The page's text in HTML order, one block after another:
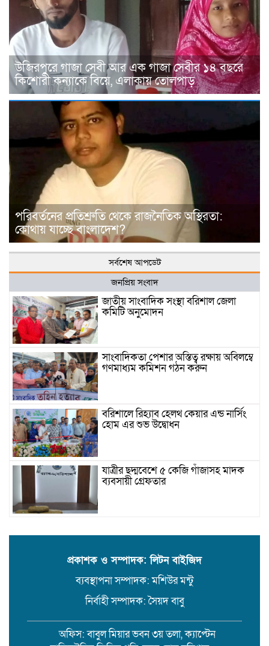
উজিরপুরে গাজা সেবী আর এক গাজা সেবীর ১৪ বছরে
কিশোরী কন্যাকে বিয়ে, এলাকায় তোলপাড়
পরিবর্তনের প্রতিশ্রুতি থেকে রাজনৈতিক অস্থিরতা:
কোথায় যাচ্ছে বাংলাদেশ?
সর্বশেষ আপডেট
জনপ্রিয় সংবাদ
জাতীয় সাংবাদিক সংস্থা বরিশাল জেলা
কমিটি অনুমোদন
সাংবাদিকতা পেশার অস্তিত্ব রক্ষায় অবিলম্বে
গণমাধ্যম কমিশন গঠন করুন
বরিশালে রিহ্যাব হেলথ কেয়ার এন্ড নার্সিং
হোম এর শুভ উদ্বোধন
যাত্রীর ছদ্মবেশে ৫ কেজি গাঁজাসহ মাদক
ব্যবসায়ী গ্রেফতার
সেবীর ১৪ বছরে কিশোরী কন্যাকে বিয়ে,
বরিশাল সংস্কৃতিকেন্দ্রের ৩৬ জুলাই
সেমিনার
পরিবর্তনের প্রতিশ্রুতি থেকে রাজনৈতিক
প্রকাশক ও সম্পাদক: লিটন বাইজিদ
ব্যবস্থাপনা সম্পাদক: মশিউর মন্টু
নির্বাহী সম্পাদক: সৈয়দ বাবু
অফিস: বাবুল মিয়ার ভবন ৩য় তলা, ক্যাপ্টেন